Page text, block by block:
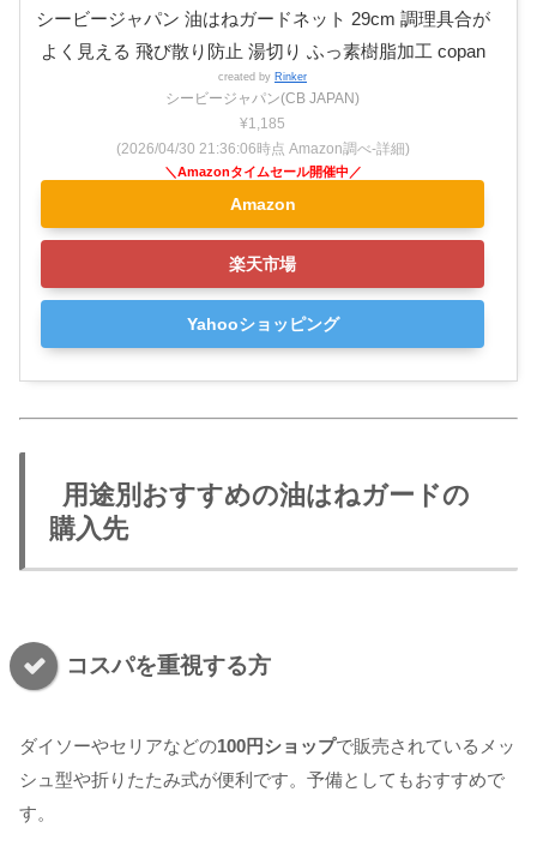
シービージャパン 油はねガードネット 29cm 調理具合が
よく見える 飛び散り防止 湯切り ふっ素樹脂加工 copan
created by Rinker
シービージャパン(CB JAPAN)
¥1,185
(2026/04/30 21:36:06時点 Amazon調べ-詳細)
Amazon
楽天市場
Yahooショッピング
用途別おすすめの油はねガードの
購入先
コスパを重視する方
ダイソーやセリアなどの100円ショップで販売されているメッ
シュ型や折りたたみ式が便利です。予備としてもおすすめで
す。